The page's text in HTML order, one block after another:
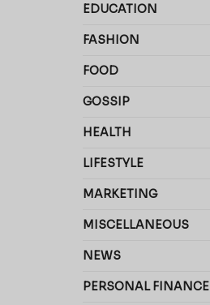
EDUCATION
FASHION
FOOD
GOSSIP
HEALTH
LIFESTYLE
MARKETING
MISCELLANEOUS
NEWS
PERSONAL FINANCE